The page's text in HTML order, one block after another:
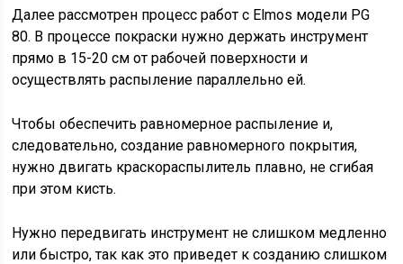
Далее рассмотрен процесс работ с Elmos модели PG
80. В процессе покраски нужно держать инструмент
прямо в 15-20 см от рабочей поверхности и
осуществлять распыление параллельно ей.
Чтобы обеспечить равномерное распыление и,
следовательно, создание равномерного покрытия,
нужно двигать краскораспылитель плавно, не сгибая
при этом кисть.
Нужно передвигать инструмент не слишком медленно
или быстро, так как это приведет к созданию слишком